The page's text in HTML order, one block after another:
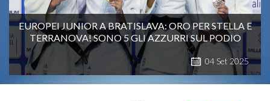
EUROPEI JUNIOR A BRATISLAVA: ORO PER STELLA E
TERRANOVA! SONO 5 GLI AZZURRI SUL PODIO
04 Set 2025